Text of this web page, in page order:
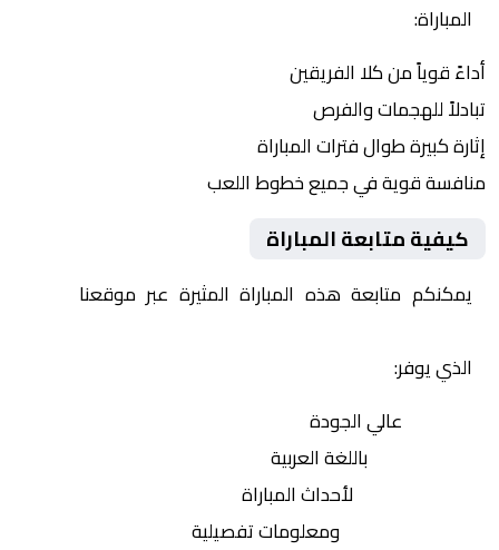
المباراة:
أداءً قوياً من كلا الفريقين
تبادلاً للهجمات والفرص
إثارة كبيرة طوال فترات المباراة
منافسة قوية في جميع خطوط اللعب
كيفية متابعة المباراة
يمكنكم متابعة هذه المباراة المثيرة عبر موقعنا
الذي يوفر:
عالي الجودة
باللغة العربية
لأحداث المباراة
ومعلومات تفصيلية